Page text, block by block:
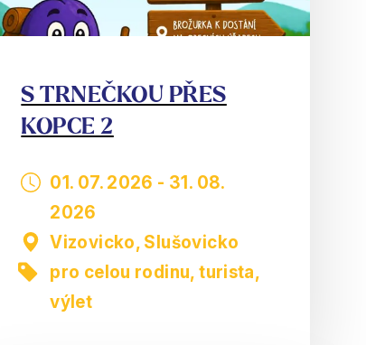
S TRNEČKOU PŘES
KOPCE 2
01. 07. 2026 - 31. 08.
2026
Vizovicko, Slušovicko
pro celou rodinu,turista,
výlet